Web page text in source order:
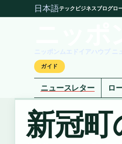
日本語テック ビジネスブログロ
ニッポンムエドイアハウブ ニ
ガイド
ニュースレター ロ
新冠町